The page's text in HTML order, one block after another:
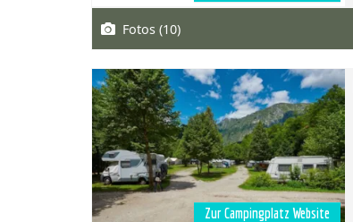
Fotos (10)
Zur Campingplatz Website